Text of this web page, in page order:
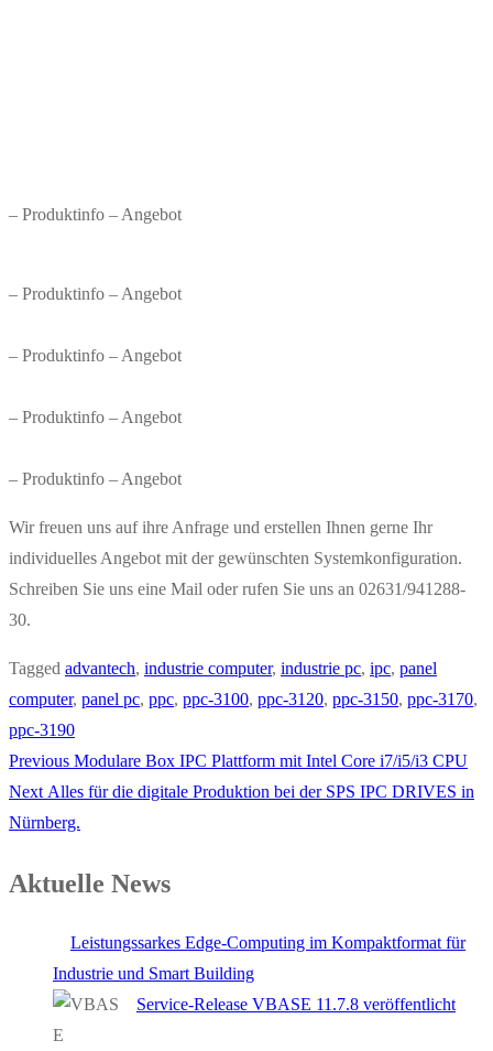
– Produktinfo – Angebot
– Produktinfo – Angebot
– Produktinfo – Angebot
– Produktinfo – Angebot
– Produktinfo – Angebot
Wir freuen uns auf ihre Anfrage und erstellen Ihnen gerne Ihr
individuelles Angebot mit der gewünschten Systemkonfiguration.
Schreiben Sie uns eine Mail oder rufen Sie uns an 02631/941288-
30.
Tagged advantech, industrie computer, industrie pc, ipc, panel
computer, panel pc, ppc, ppc-3100, ppc-3120, ppc-3150, ppc-3170,
ppc-3190
Beitragsnavigation
Previous Previous
post:
Modulare Box IPC Plattform mit Intel Core i7/i5/i3 CPU
Next Next
post:
Alles für die digitale Produktion bei der SPS IPC DRIVES in
Nürnberg.
Aktuelle News
Leistungssarkes Edge-Computing im Kompaktformat für
Industrie und Smart Building
Service-Release VBASE 11.7.8 veröffentlicht